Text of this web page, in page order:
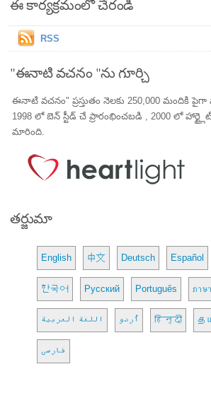
ఈ కార్యక్రమంలో చేరండి
RSS
"ఈనాటి వచనం "ను గూర్చి
ఈనాటి వచనం" ప్రస్తుతం నెలకు 250,000 మందికి పైగా
1998 లో బెన్ స్టీడ్ చే ప్రారంభించబడి , 2000 లో
మారింది.
తర్జుమా
English 中文 Deutsch Español
한국어 Русский Português ภาษ
اللغة العربية اُردو हिन्दी
فارسی